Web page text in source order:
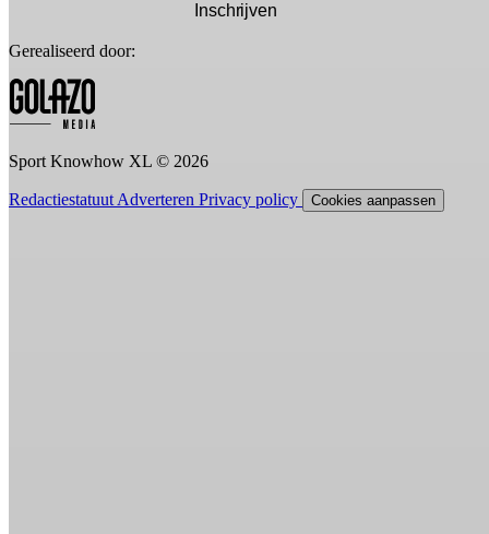
Inschrijven
Gerealiseerd door:
Sport Knowhow XL © 2026
Redactiestatuut Adverteren Privacy policy Cookies aanpassen